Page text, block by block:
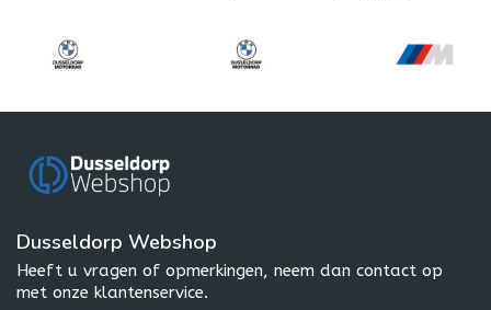
Dusseldorp Webshop
Heeft u vragen of opmerkingen, neem dan contact op
met onze klantenservice.